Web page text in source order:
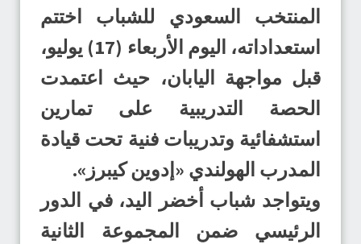
المنتخب السعودي للشباب اختتم
استعداداته، اليوم الأربعاء (17) يوليو،
قبل مواجهة اليابان، حيث اعتمدت
الحصة التدريبية على تمارين
استشفائية وتدريبات فنية تحت قيادة
المدرب الهولندي «إدوين كيبرز».
ويتواجد شباب أخضر اليد، في الدور
الرئيسي ضمن المجموعة الثانية